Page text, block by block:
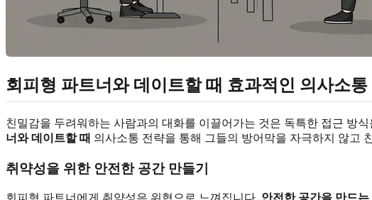
회피형 파트너와 데이트할 때 효과적인 의사소통
친밀감을 두려워하는 사람과의 대화를 이끌어가는 것은 독특한 접근 방
너와 데이트할 때 의사소통 전략을 통해 그들의 방어막을 자극하지 않고
취약성을 위한 안전한 공간 만들기